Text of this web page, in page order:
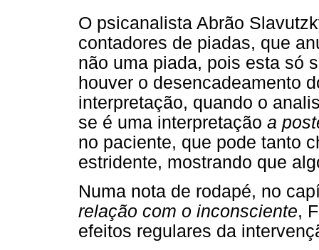
O psicanalista Abrão
contadores de piadas, que
não uma piada, pois esta só
houver o desencadeamento
interpretação, quando o
se é uma interpretação a
no paciente, que pode tanto
estridente, mostrando que
Numa nota de rodapé, no
relação com o inconsciente,
efeitos regulares da